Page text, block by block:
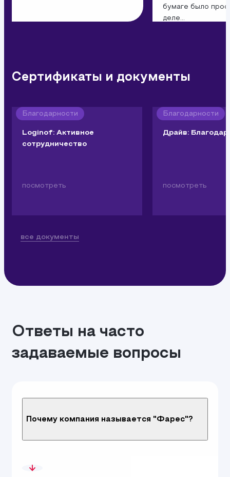
бумаге было
деле...
Сертификаты и документы
все документы
Loginof: Активное
сотрудничество
посмотреть
Благодарности
Драйв:
посмотреть
Благодарности
Ответы на часто
задаваемые вопросы
Почему компания называется "Фарес"?